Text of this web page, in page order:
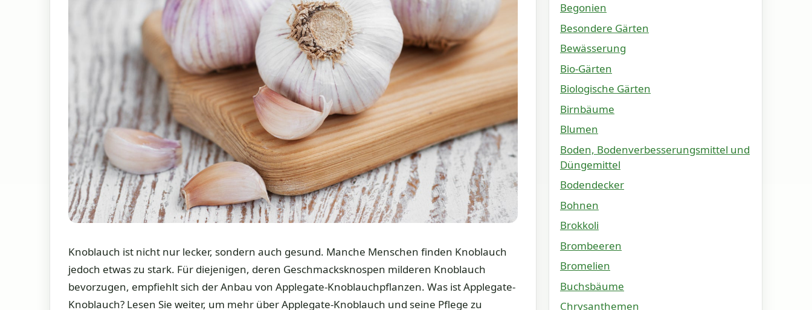
Knoblauch ist nicht nur lecker, sondern auch gesund. Manche Menschen finden Knoblauch
jedoch etwas zu stark. Für diejenigen, deren Geschmacksknospen milderen Knoblauch
bevorzugen, empfiehlt sich der Anbau von Applegate-Knoblauchpflanzen. Was ist Applegate-
Knoblauch? Lesen Sie weiter, um mehr über Applegate-Knoblauch und seine Pflege zu
Begonien
Besondere Gärten
Bewässerung
Bio-Gärten
Biologische Gärten
Birnbäume
Blumen
Boden, Bodenverbesserungsmittel und
Düngemittel
Bodendecker
Bohnen
Brokkoli
Brombeeren
Bromelien
Buchsbäume
Chrysanthemen